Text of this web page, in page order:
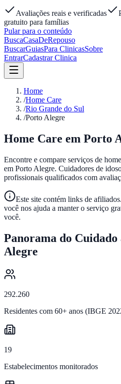
Avaliações reais e verificadas
gratuito para famílias
Pular para o conteúdo
BuscaCasaDeRepouso
BuscarGuiasPara ClinicasSobre
EntrarCadastrar Clinica
Home
/Home Care
/Rio Grande do Sul
/Porto Alegre
Home Care em Porto
Encontre e compare serviços de
em Porto Alegre. Cuidadores de
profissionais qualificados com
Este site contém links de
você nos ajuda a manter o serviço
você.
Panorama do Cuidado
Alegre
292.260
Residentes com 60+ anos (IBGE
19
Estabelecimentos monitorados